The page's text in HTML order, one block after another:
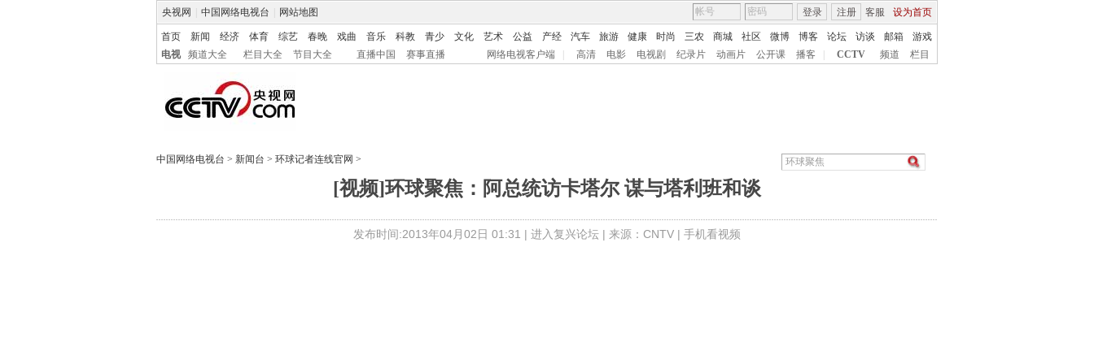
央视网 中国网络电视台 网站地图 客服 设为首页
登录 注册
首页 新闻 经济 体育 综艺 春晚 戏曲 音乐 科教 青少 文化 艺术 公益 产经 汽车 旅游 健康 时尚 三农 商城 社区 微博 博客 论坛 访谈 邮箱
游戏
电视
频道大全 栏目大全 节目大全 直播中国 赛事直播 网络电视客户端 高清 电影 电视剧 纪录片 动画片 公开课 播客 CCTV 频道 栏目
中国网络电视台 > 新闻台 > 环球记者连线官网 >
[视频]环球聚焦：阿总统访卡塔尔 谋与塔利班和谈
发布时间:2013年04月02日 01:31 | 进入复兴论坛 | 来源：CNTV | 手机看视频